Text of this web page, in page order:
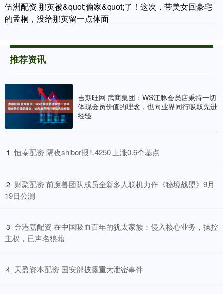
伍洲配资 那英被&quot;偷家&quot;了！这次，带美女回豪宅
的孟桐，没给那英留一点体面
推荐资讯
吉期旺网 武商集团：WS江豚会员店秉持一切
体现会员价值的理念，也向业界同行吸取先进
经验
1 ​恒泰配资 隔夜shibor报1.4250 上涨0.6个基点
2 ​财聚配资 前魔兽团队成员全新多人联机力作《秘境战盟》9月
19日公测
3 ​金港嘉配资 在中国吸血百年的犹太家族：侵入核心业务，操控
主权，已声名狼藉
4 ​天盈资本配资 国安部披露重大泄密事件